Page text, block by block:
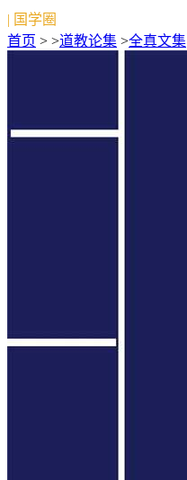
| 国学圈
首页 > >道教论集 >全真文集